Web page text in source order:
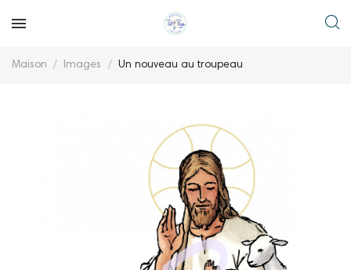
Maison Images Un nouveau au troupeau